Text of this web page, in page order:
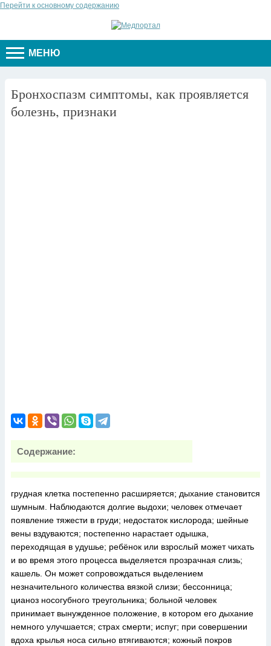
Перейти к основному содержанию
МЕНЮ
Бронхоспазм симптомы, как проявляется
болезнь, признаки
Содержание:
грудная клетка постепенно расширяется; дыхание становится
шумным. Наблюдаются долгие выдохи; человек отмечает
появление тяжести в груди; недостаток кислорода; шейные
вены вздуваются; постепенно нарастает одышка,
переходящая в удушье; ребёнок или взрослый может чихать
и во время этого процесса выделяется прозрачная слизь;
кашель. Он может сопровождаться выделением
незначительного количества вязкой слизи; бессонница;
цианоз носогубного треугольника; больной человек
принимает вынужденное положение, в котором его дыхание
немного улучшается; страх смерти; испуг; при совершении
вдоха крылья носа сильно втягиваются; кожный покров